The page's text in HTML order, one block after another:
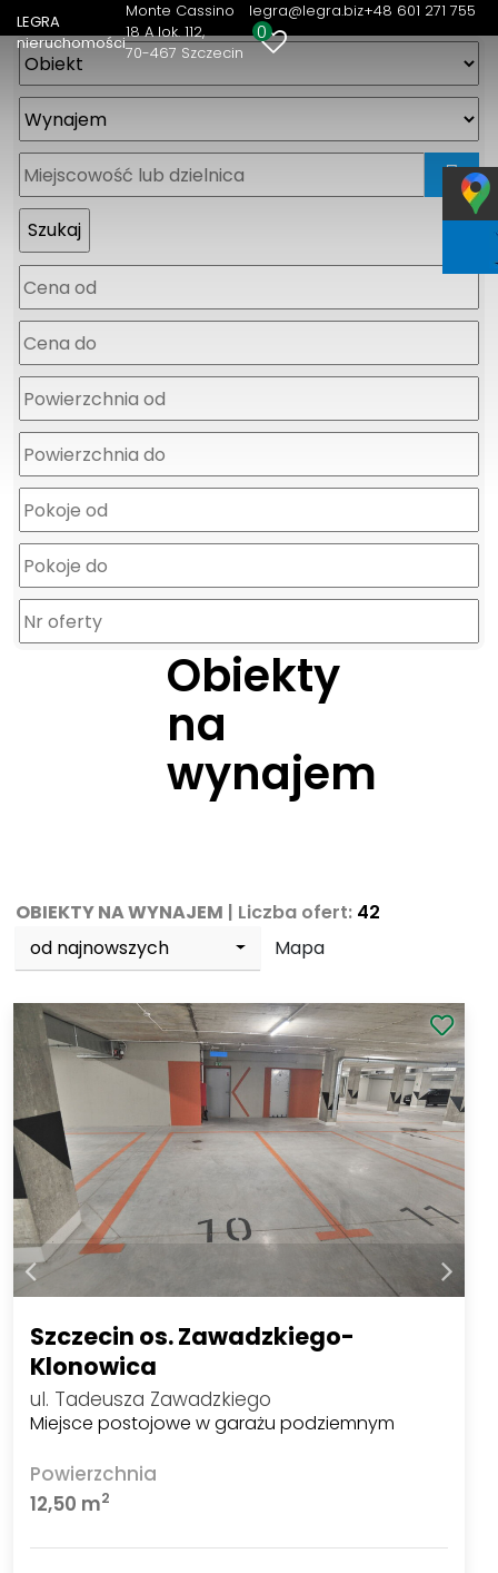
LEGRA
nieruchomości
Monte Cassino
18 A lok. 112
70-467 Szczecin
legra@legra.biz+48 601 271 755
0
mapa
Obiekty
na
wynajem
OBIEKTY NA WYNAJEM | Liczba ofert: 42
od najnowszych
Mapa
Szczecin os. Zawadzkiego-
Klonowica
ul. Tadeusza Zawadzkiego
Miejsce postojowe w garażu podziemnym
Powierzchnia
12,50 m2